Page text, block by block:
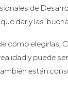
de
dar y las
cómo elegirlas,
y puede
están